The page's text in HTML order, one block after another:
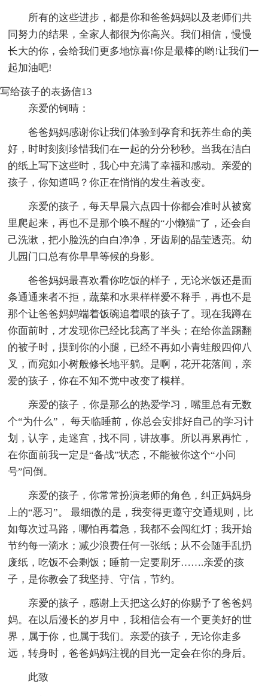
所有的这些进步，都是你和爸爸妈妈以及老师们共
同努力的结果，全家人都很为你高兴。我们相信，慢慢
长大的你，会给我们更多地惊喜!你是最棒的哟!让我们一
起加油吧!
写给孩子的表扬信13
亲爱的钶晴：
爸爸妈妈感谢你让我们体验到孕育和抚养生命的美
好，时时刻刻珍惜我们在一起的分分秒秒。当我在洁白
的纸上写下这些时，我心中充满了幸福和感动。亲爱的
孩子，你知道吗？你正在悄悄的发生着改变。
亲爱的孩子，每天早晨六点四十你都会准时从被窝
里爬起来，再也不是那个唤不醒的“小懒猫”了，还会自
己洗漱，把小脸洗的白白净净，牙齿刷的晶莹透亮。幼
儿园门口总有你早早等候的身影。
爸爸妈妈最喜欢看你吃饭的样子，无论米饭还是面
条通通来者不拒，蔬菜和水果样样爱不释手，再也不是
那个让爸爸妈妈端着饭碗追着喂的孩子了。现在我蹲在
你面前时，才发现你已经比我高了半头；在给你盖踢翻
的被子时，摸到你的小腿，已经不再如小青蛙般四仰八
叉，而宛如小树般修长地平躺。是啊，花开花落间，亲
爱的孩子，你在不知不觉中改变了模样。
亲爱的孩子，你是那么的热爱学习，嘴里总有无数
个“为什么”， 每天临睡前，你总会安排好自己的学习计
划，认字，走迷宫，找不同，讲故事。所以再累再忙，
在你面前我一定是“备战”状态，不能被你这个“小问
号”问倒。
亲爱的孩子，你常常扮演老师的角色，纠正妈妈身
上的“恶习”。 最细微的是，我变得更遵守交通规则，比
如每次过马路，哪怕再着急，我都不会闯红灯；我开始
节约每一滴水；减少浪费任何一张纸；从不会随手乱扔
废纸，吃饭不会剩饭；睡前一定要刷牙…….亲爱的孩
子，是你教会了我坚持、守信，节约。
亲爱的孩子，感谢上天把这么好的你赐予了爸爸妈
妈。在以后漫长的岁月中，我相信会有一个更美好的世
界，属于你，也属于我们。亲爱的孩子，无论你走多
远，转身时，爸爸妈妈注视的目光一定会在你的身后。
此致